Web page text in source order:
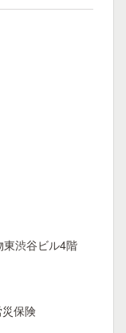
渋谷ビル4階
保険